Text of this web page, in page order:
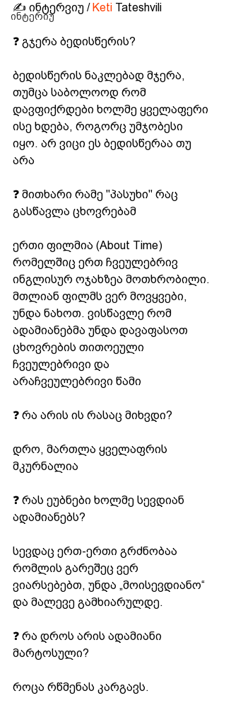
ინტერიუ
✍️ ინტერვიუ / Keti Tateshvili
❓ გჯერა ბედისწერის?
ბედისწერის ნაკლებად მჯერა,
თუმცა საბოლოოდ რომ
დავფიქრდები ხოლმე ყველაფერი
ისე ხდება, როგორც უმჯობესი
იყო. არ ვიცი ეს ბედისწერაა თუ
არა
❓ მითხარი რამე "პასუხი" რაც
გასწავლა ცხოვრებამ
ერთი ფილმია (About Time)
რომელშიც ერთ ჩვეულებრივ
ინგლისურ ოჯახზეა მოთხრობილი.
მთლიან ფილმს ვერ მოვყვები,
უნდა ნახოთ. ვისწავლე რომ
ადამიანებმა უნდა დავაფასოთ
ცხოვრების თითოეული
ჩვეულებრივი და
არაჩვეულებრივი წამი
❓ რა არის ის რასაც მიხვდი?
დრო, მართლა ყველაფრის
მკურნალია
❓ რას ეუბნები ხოლმე სევდიან
ადამიანებს?
სევდაც ერთ-ერთი გრძნობაა
რომლის გარეშეც ვერ
ვიარსებებთ, უნდა „მოისევდიანო“
და მალევე გამხიარულდე.
❓ რა დროს არის ადამიანი
მარტოსული?
როცა რწმენას კარგავს.